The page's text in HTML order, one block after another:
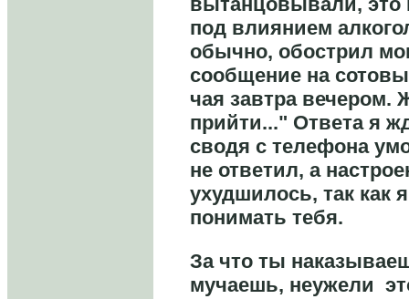
под влиянием
обычно, обострил
сообщение на
чая завтра вечером.
прийти..." Ответа я
сводя с телефона
не ответил, а
ухудшилось, так как
понимать тебя.
За что ты
мучаешь, неужели